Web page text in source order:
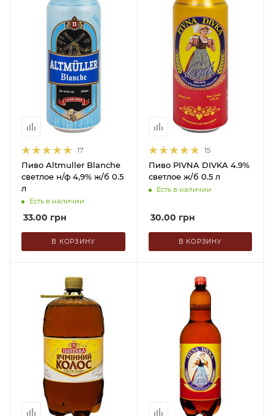
17
Пиво Altmuller Blanche
светлое н/ф 4,9% ж/б 0.5
л
Есть в наличии
33.00 грн
В КОРЗИНУ
15
Пиво PIVNA DIVKA 4.9%
светлое ж/б 0.5 л
Есть в наличии
30.00 грн
В КОРЗИНУ